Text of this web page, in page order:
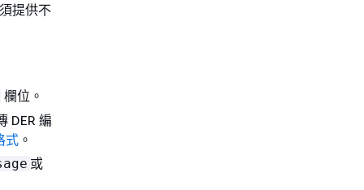
提供不
欄位。
DER 編
式 。
或